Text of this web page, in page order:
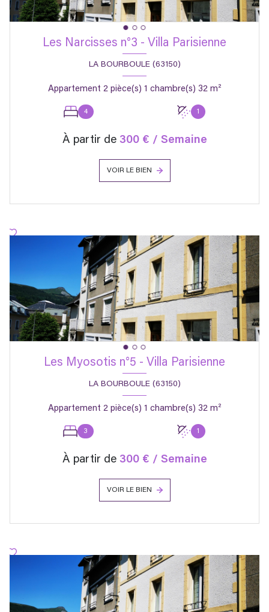
Les Narcisses n°3 - Villa Parisienne
LA BOURBOULE (63150)
Appartement 2 pièce(s) 1 chambre(s) 32 m²
4 1
À partir de300 € / Semaine
VOIR LE BIEN
Les Myosotis n°5 - Villa Parisienne
LA BOURBOULE (63150)
Appartement 2 pièce(s) 1 chambre(s) 32 m²
3 1
À partir de300 € / Semaine
VOIR LE BIEN